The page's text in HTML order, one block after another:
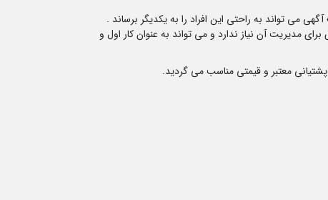
می تواند به راحتی این افراد را به یکدیگر برساند .
مدیریت آن نیاز ندارد و می تواند به عنوان کار اول و
معتبر و قیمتی مناسب می گردید.